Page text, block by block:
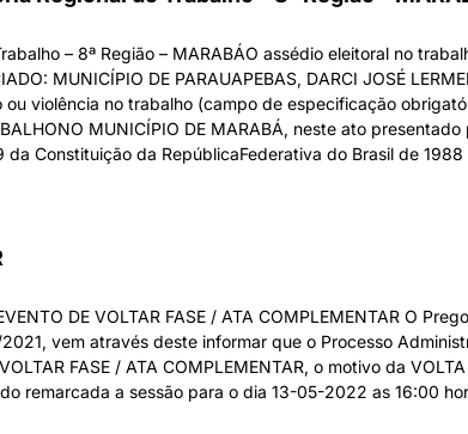
– 8ª Região – MARABÁO assédio eleitoral no
MUNICÍPIO DE PARAUAPEBAS, DARCI JOSÉ
violência no trabalho (campo de especificação
MUNICÍPIO DE MARABÁ, neste ato
Constituição da RepúblicaFederativa do Brasil de
DE VOLTAR FASE / ATA COMPLEMENTAR O
vem através deste informar que o Processo
FASE / ATA COMPLEMENTAR, o motivo da
remarcada a sessão para o dia 13-05-2022 as 16:00